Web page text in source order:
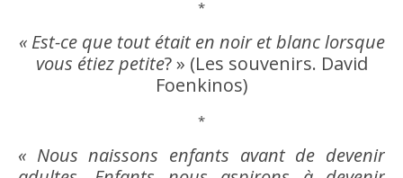
*
« Est-ce que tout était en noir et blanc lorsque
vous étiez petite? » (Les souvenirs. David
Foenkinos)
*
« Nous naissons enfants avant de devenir